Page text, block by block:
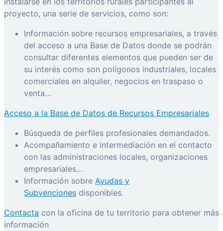
proyecto, una serie de servicios, como son:
Información sobre recursos empresariales, a través
del acceso a una Base de Datos donde se podrán
consultar diferentes elementos que pueden ser de
su interés como son polígonos industriales, locales
comerciales en alquiler, negocios en traspaso o
venta…
Acceso a la Base de Datos de Recursos Empresariales
Búsqueda de perfiles profesionales demandados.
Acompañamiento e intermediación en el contacto
con las administraciones locales, organizaciones
empresariales…
Información sobre Ayudas y
Subvenciones disponibles.
Contacta con la oficina de tu territorio para obtener más
información